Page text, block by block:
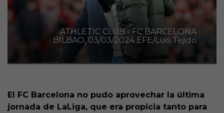
ATHLETIC CLUB - FC BARCELONA
BILBAO, 03/03/2024 EFE/Luis Tejido
El FC Barcelona no pudo aprovechar la última
jornada de LaLiga, que era propicia tanto para